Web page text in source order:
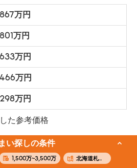
万円
万円
万円
万円
万円
た参考価格
場
い探しの条件
1,500万~3,500万 北海道札幌市豊平区西岡四条